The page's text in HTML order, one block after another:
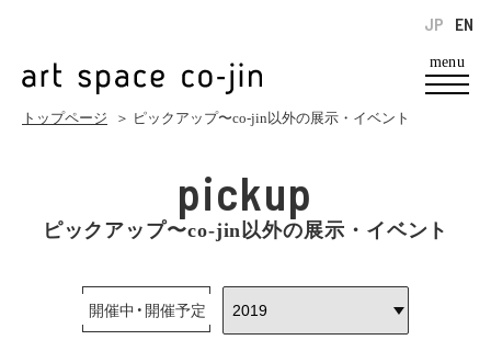
menu
EN
JP
トップページ ＞ ピックアップ〜co-jin以外の展示・イベント
pickup
ピックアップ〜co-jin以外の展示・イベント
開催中・開催予定